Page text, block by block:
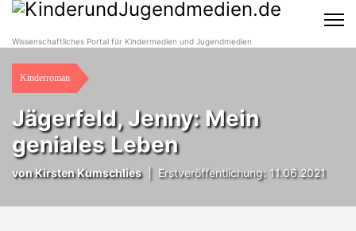
Wissenschaftliches Portal für Kindermedien und Jugendmedien
Kinderroman
Jägerfeld, Jenny: Mein
geniales Leben
vonKirsten Kumschlies| Erstveröffentlichung: 11.06.2021